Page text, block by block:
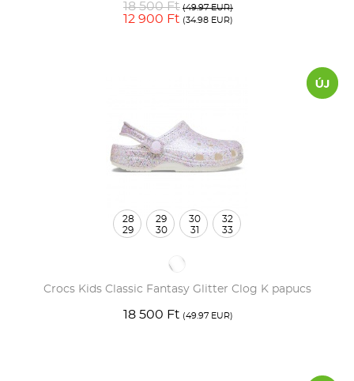
18 500 Ft (49.97 EUR)
12 900 Ft (34.98 EUR)
Crocs Kids Classic Fantasy Glitter Clog K papucs
18 500 Ft (49.97 EUR)
28
29
29
30
30
31
32
33